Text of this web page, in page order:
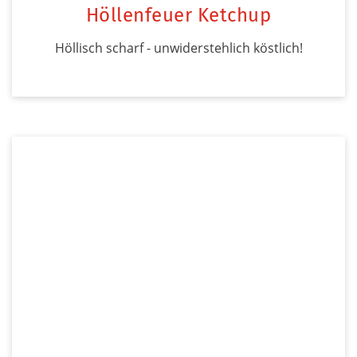
Höllenfeuer Ketchup
Höllisch scharf - unwiderstehlich köstlich!